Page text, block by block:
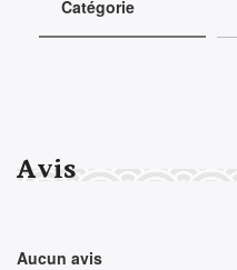
Catégorie
Avis
Aucun avis